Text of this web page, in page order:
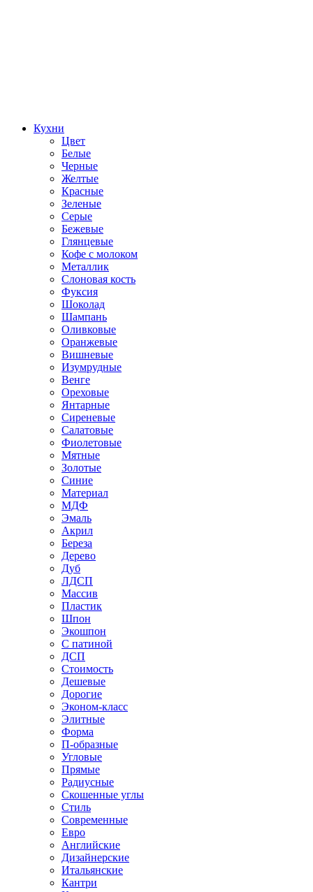
Кухни
Цвет
Белые
Черные
Желтые
Красные
Зеленые
Серые
Бежевые
Глянцевые
Кофе с молоком
Металлик
Слоновая кость
Фуксия
Шоколад
Шампань
Оливковые
Оранжевые
Вишневые
Изумрудные
Венге
Ореховые
Янтарные
Сиреневые
Салатовые
Фиолетовые
Мятные
Золотые
Синие
Материал
МДФ
Эмаль
Акрил
Береза
Дерево
Дуб
ЛДСП
Массив
Пластик
Шпон
Экошпон
С патиной
ДСП
Стоимость
Дешевые
Дорогие
Эконом-класс
Элитные
Форма
П-образные
Угловые
Прямые
Радиусные
Скошенные углы
Стиль
Современные
Евро
Английские
Дизайнерские
Итальянские
Кантри